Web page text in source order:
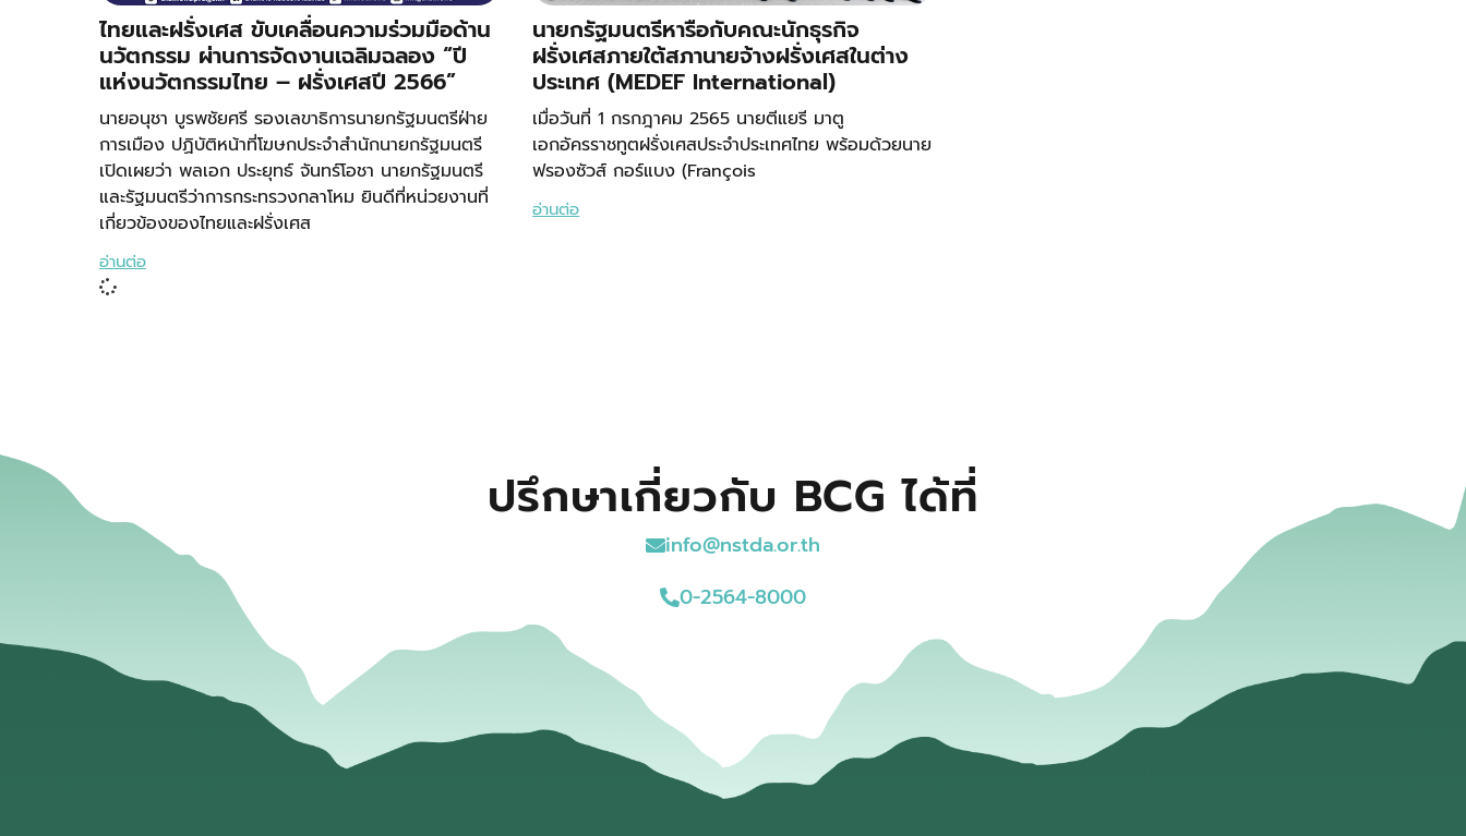
ไทยและฝรั่งเศส ขับเคลื่อนความร่วมมือด้าน
นวัตกรรม ผ่านการจัดงานเฉลิมฉลอง “ปี
แห่งนวัตกรรมไทย – ฝรั่งเศสปี 2566”
นายอนุชา บูรพชัยศรี รองเลขาธิการนายกรัฐมนตรีฝ่าย
การเมือง ปฏิบัติหน้าที่โฆษกประจำสำนักนายกรัฐมนตรี
เปิดเผยว่า พลเอก ประยุทธ์ จันทร์โอชา นายกรัฐมนตรี
และรัฐมนตรีว่าการกระทรวงกลาโหม ยินดีที่หน่วยงานที่
เกี่ยวข้องของไทยและฝรั่งเศส
อ่านต่อ
นายกรัฐมนตรีหารือกับคณะนักธุรกิจ
ฝรั่งเศสภายใต้สภานายจ้างฝรั่งเศสในต่าง
ประเทศ (MEDEF International)
เมื่อวันที่ 1 กรกฎาคม 2565 นายตีแยรี มาตู
เอกอัครราชทูตฝรั่งเศสประจำประเทศไทย พร้อมด้วยนาย
ฟรองซัวส์ กอร์แบง (François
อ่านต่อ
ปรึกษาเกี่ยวกับ BCG ได้ที่
info@nstda.or.th
0-2564-8000